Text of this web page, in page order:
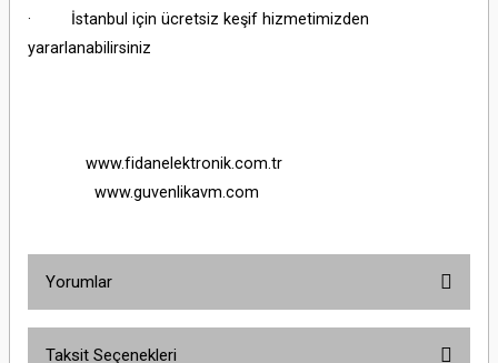
· İstanbul için ücretsiz keşif hizmetimizden
yararlanabilirsiniz
www.fidanelektronik.com.tr
www.guvenlikavm.com
Yorumlar
Taksit Seçenekleri